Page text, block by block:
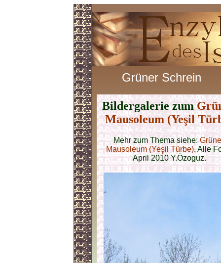
Grüner Schrein
Bildergalerie zum
Mausoleum (Yeşil
Mehr zum Thema siehe:
Mausoleum (Yeşil Türbe). Alle
April 2010 Y.Özoguz.